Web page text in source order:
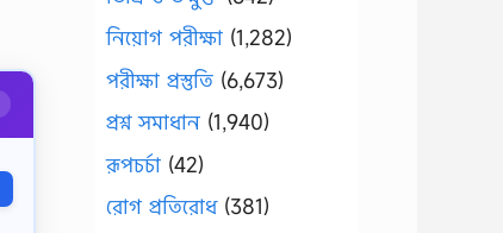
নিয়োগ পরীক্ষা (1,282)
পরীক্ষা প্রস্তুতি (6,673)
প্রশ্ন সমাধান (1,940)
রূপচর্চা (42)
রোগ প্রতিরোধ(381)